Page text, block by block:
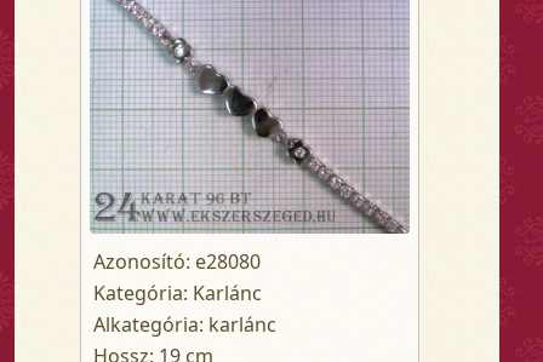
Azonosító: e28080
Kategória: Karlánc
Alkategória: karlánc
Hossz: 19 cm